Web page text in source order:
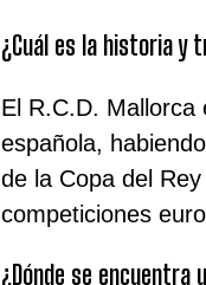
¿Cuál es la historia y
El R.C.D. Mallorca
española,
de la Copa del
competiciones
¿Dónde se encuentra